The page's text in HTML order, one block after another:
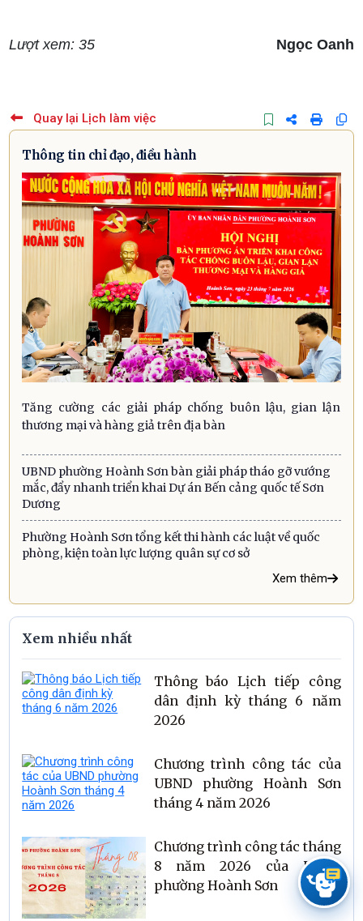
Lượt xem: 35 Ngọc Oanh
Quay lại Lịch làm việc
Thông tin chỉ đạo, điều hành
Tăng cường các giải pháp chống buôn lậu, gian lận
thương mại và hàng giả trên địa bàn
UBND phường Hoành Sơn bàn giải pháp tháo gỡ vướng
mắc, đẩy nhanh triển khai Dự án Bến cảng quốc tế Sơn
Dương
Phường Hoành Sơn tổng kết thi hành các luật về quốc
phòng, kiện toàn lực lượng quân sự cơ sở
Xem thêm
Xem nhiều nhất
Thông báo Lịch tiếp công
dân định kỳ tháng 6 năm
2026
Chương trình công tác của
UBND phường Hoành Sơn
tháng 4 năm 2026
Chương trình công tác tháng
8 năm 2026 của UBND
phường Hoành Sơn